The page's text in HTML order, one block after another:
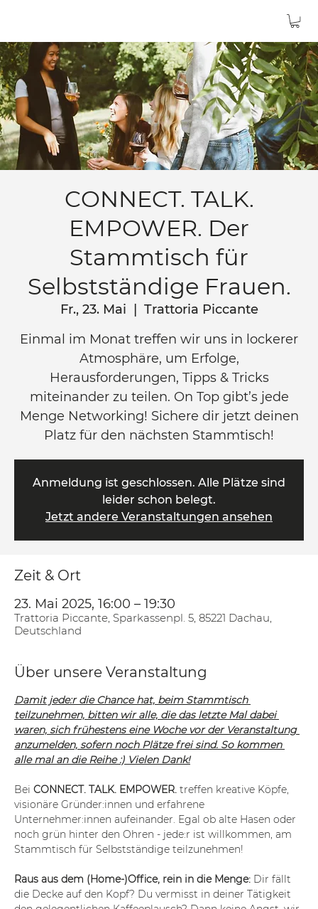
CONNECT. TALK.
EMPOWER. Der
Stammtisch für
Selbstständige Frauen.
Fr., 23. Mai
Trattoria Piccante
Einmal im Monat treffen wir uns in lockerer
Atmosphäre, um Erfolge,
Herausforderungen, Tipps & Tricks
miteinander zu teilen. On Top gibt’s jede
Menge Networking! Sichere dir jetzt deinen
Platz für den nächsten Stammtisch!
Anmeldung ist geschlossen. Alle Plätze sind
leider schon belegt.
Jetzt andere Veranstaltungen ansehen
Zeit & Ort
23. Mai 2025, 16:00 – 19:30
Trattoria Piccante, Sparkassenpl. 5, 85221 Dachau,
Deutschland
Über unsere Veranstaltung
Damit jede:r die Chance hat, beim Stammtisch
teilzunehmen, bitten wir alle, die das letzte Mal dabei
waren, sich frühestens eine Woche vor der Veranstaltung
anzumelden, sofern noch Plätze frei sind. So kommen
alle mal an die Reihe :) Vielen Dank!
Bei CONNECT. TALK. EMPOWER. treffen kreative Köpfe,
visionäre Gründer:innen und erfahrene
Unternehmer:innen aufeinander. Egal ob alte Hasen oder
noch grün hinter den Ohren - jede:r ist willkommen, am
Stammtisch für Selbstständige teilzunehmen!
Raus aus dem (Home-)Office, rein in die Menge: Dir fällt
die Decke auf den Kopf? Du vermisst in deiner Tätigkeit